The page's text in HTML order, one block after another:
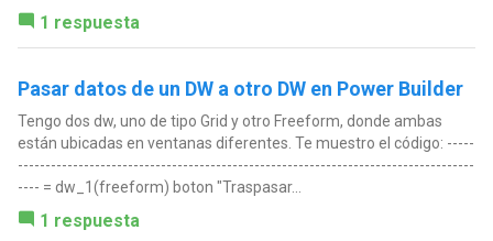
1 respuesta
Pasar datos de un DW a otro DW en Power Builder
Tengo dos dw, uno de tipo Grid y otro Freeform, donde ambas
están ubicadas en ventanas diferentes. Te muestro el código: -----
-----------------------------------------------------------------------------------
---- = dw_1(freeform) boton "Traspasar...
1 respuesta